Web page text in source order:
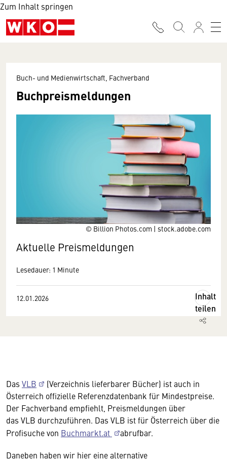
Zum Inhalt springen
© Billion Photos.com | stock.adobe.com
Buch- und Medienwirtschaft, Fachverband
Buchpreismeldungen
Aktuelle Preismeldungen
Lesedauer: 1 Minute
12.01.2026
Inhalt
teilen
Das VLB
(Verzeichnis lieferbarer Bücher) ist auch in
Österreich offizielle Referenzdatenbank für Mindestpreise.
Der Fachverband empfiehlt, Preismeldungen über
das VLB durchzuführen. Das VLB ist für Österreich über die
Profisuche von Buchmarkt.at
abrufbar.
Daneben haben wir hier eine alternative